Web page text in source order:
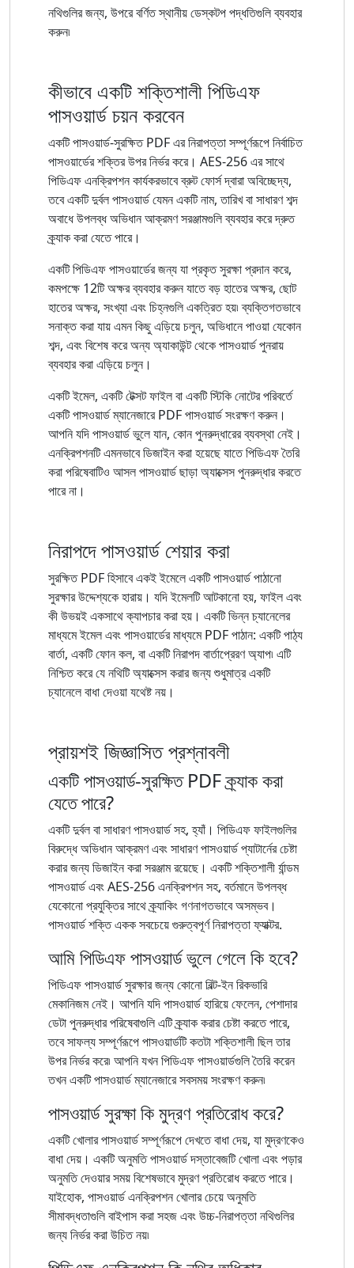
নথিগুলির জন্য, উপরে বর্ণিত স্থানীয় ডেস্কটপ পদ্ধতিগুলি ব্যবহার
করুন৷
কীভাবে একটি শক্তিশালী পিডিএফ
পাসওয়ার্ড চয়ন করবেন
একটি পাসওয়ার্ড-সুরক্ষিত PDF এর নিরাপত্তা সম্পূর্ণরূপে নির্বাচিত
পাসওয়ার্ডের শক্তির উপর নির্ভর করে। AES-256 এর সাথে
পিডিএফ এনক্রিপশন কার্যকরভাবে ব্রুট ফোর্স দ্বারা অবিচ্ছেদ্য,
তবে একটি দুর্বল পাসওয়ার্ড যেমন একটি নাম, তারিখ বা সাধারণ শব্দ
অবাধে উপলব্ধ অভিধান আক্রমণ সরঞ্জামগুলি ব্যবহার করে দ্রুত
ক্র্যাক করা যেতে পারে।
একটি পিডিএফ পাসওয়ার্ডের জন্য যা প্রকৃত সুরক্ষা প্রদান করে,
কমপক্ষে 12টি অক্ষর ব্যবহার করুন যাতে বড় হাতের অক্ষর, ছোট
হাতের অক্ষর, সংখ্যা এবং চিহ্নগুলি একত্রিত হয়৷ ব্যক্তিগতভাবে
সনাক্ত করা যায় এমন কিছু এড়িয়ে চলুন, অভিধানে পাওয়া যেকোন
শব্দ, এবং বিশেষ করে অন্য অ্যাকাউন্ট থেকে পাসওয়ার্ড পুনরায়
ব্যবহার করা এড়িয়ে চলুন।
একটি ইমেল, একটি টেক্সট ফাইল বা একটি স্টিকি নোটের পরিবর্তে
একটি পাসওয়ার্ড ম্যানেজারে PDF পাসওয়ার্ড সংরক্ষণ করুন।
আপনি যদি পাসওয়ার্ড ভুলে যান, কোন পুনরুদ্ধারের ব্যবস্থা নেই।
এনক্রিপশনটি এমনভাবে ডিজাইন করা হয়েছে যাতে পিডিএফ তৈরি
করা পরিষেবাটিও আসল পাসওয়ার্ড ছাড়া অ্যাক্সেস পুনরুদ্ধার করতে
পারে না।
নিরাপদে পাসওয়ার্ড শেয়ার করা
সুরক্ষিত PDF হিসাবে একই ইমেলে একটি পাসওয়ার্ড পাঠানো
সুরক্ষার উদ্দেশ্যকে হারায়। যদি ইমেলটি আটকানো হয়, ফাইল এবং
কী উভয়ই একসাথে ক্যাপচার করা হয়। একটি ভিন্ন চ্যানেলের
মাধ্যমে ইমেল এবং পাসওয়ার্ডের মাধ্যমে PDF পাঠান: একটি পাঠ্য
বার্তা, একটি ফোন কল, বা একটি নিরাপদ বার্তাপ্রেরণ অ্যাপ৷ এটি
নিশ্চিত করে যে নথিটি অ্যাক্সেস করার জন্য শুধুমাত্র একটি
চ্যানেলে বাধা দেওয়া যথেষ্ট নয়।
প্রায়শই জিজ্ঞাসিত প্রশ্নাবলী
একটি পাসওয়ার্ড-সুরক্ষিত PDF ক্র্যাক করা
যেতে পারে?
একটি দুর্বল বা সাধারণ পাসওয়ার্ড সহ, হ্যাঁ। পিডিএফ ফাইলগুলির
বিরুদ্ধে অভিধান আক্রমণ এবং সাধারণ পাসওয়ার্ড প্যাটার্নের চেষ্টা
করার জন্য ডিজাইন করা সরঞ্জাম রয়েছে। একটি শক্তিশালী র্যান্ডম
পাসওয়ার্ড এবং AES-256 এনক্রিপশন সহ, বর্তমানে উপলব্ধ
যেকোনো প্রযুক্তির সাথে ক্র্যাকিং গণনাগতভাবে অসম্ভব।
পাসওয়ার্ড শক্তি একক সবচেয়ে গুরুত্বপূর্ণ নিরাপত্তা ফ্যাক্টর.
আমি পিডিএফ পাসওয়ার্ড ভুলে গেলে কি হবে?
পিডিএফ পাসওয়ার্ড সুরক্ষার জন্য কোনো বিল্ট-ইন রিকভারি
মেকানিজম নেই। আপনি যদি পাসওয়ার্ড হারিয়ে ফেলেন, পেশাদার
ডেটা পুনরুদ্ধার পরিষেবাগুলি এটি ক্র্যাক করার চেষ্টা করতে পারে,
তবে সাফল্য সম্পূর্ণরূপে পাসওয়ার্ডটি কতটা শক্তিশালী ছিল তার
উপর নির্ভর করে৷ আপনি যখন পিডিএফ পাসওয়ার্ডগুলি তৈরি করেন
তখন একটি পাসওয়ার্ড ম্যানেজারে সবসময় সংরক্ষণ করুন৷
পাসওয়ার্ড সুরক্ষা কি মুদ্রণ প্রতিরোধ করে?
একটি খোলার পাসওয়ার্ড সম্পূর্ণরূপে দেখতে বাধা দেয়, যা মুদ্রণকেও
বাধা দেয়। একটি অনুমতি পাসওয়ার্ড দস্তাবেজটি খোলা এবং পড়ার
অনুমতি দেওয়ার সময় বিশেষভাবে মুদ্রণ প্রতিরোধ করতে পারে।
যাইহোক, পাসওয়ার্ড এনক্রিপশন খোলার চেয়ে অনুমতি
সীমাবদ্ধতাগুলি বাইপাস করা সহজ এবং উচ্চ-নিরাপত্তা নথিগুলির
জন্য নির্ভর করা উচিত নয়৷